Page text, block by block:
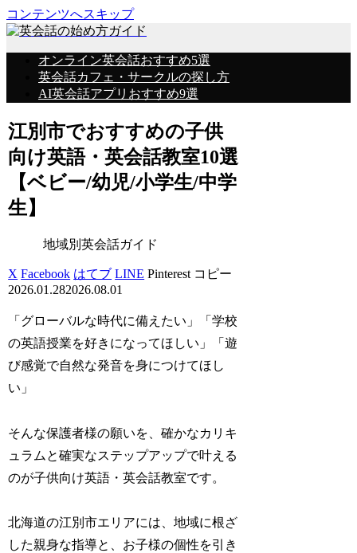
コンテンツへスキップ
オンライン英会話おすすめ5選
英会話カフェ・サークルの探し方
AI英会話アプリおすすめ9選
江別市でおすすめの子供
向け英語・英会話教室10選
【ベビー/幼児/小学生/中学
生】
地域別英会話ガイド
X Facebook はてブ LINE Pinterest コピー
2026.01.282026.08.01
「グローバルな時代に備えたい」「学校
の英語授業を好きになってほしい」「遊
び感覚で自然な発音を身につけてほし
い」
そんな保護者様の願いを、確かなカリキ
ュラムと確実なステップアップで叶える
のが子供向け英語・英会話教室です。
北海道の江別市エリアには、地域に根ざ
した親身な指導と、お子様の個性を引き